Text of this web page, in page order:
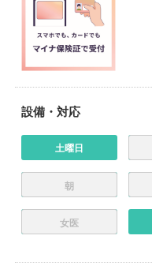
設備・対応
土曜日
朝
女医